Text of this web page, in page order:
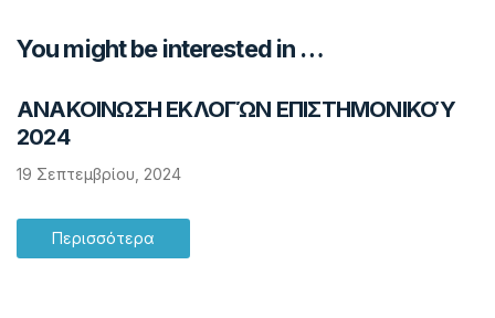
You might be interested in …
ΑΝΑΚΟΙΝΩΣΗ ΕΚΛΟΓΏΝ ΕΠΙΣΤΗΜΟΝΙΚΟΎ
2024
19 Σεπτεμβρίου, 2024
Περισσότερα